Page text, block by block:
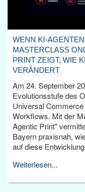
WENN KI-
MASTERCLASS
PRINT ZEIGT, WIE
VERÄNDERT
Am 24. September
Evolutionsstufe des
Universal
Workflows. Mit der
Agentic Print"
Bayern praxisnah,
auf diese
Weiterlesen...